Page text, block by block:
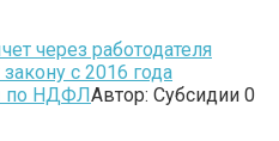
через работодателя
с 2016 года
по НДФЛАвтор: Субсидии 0